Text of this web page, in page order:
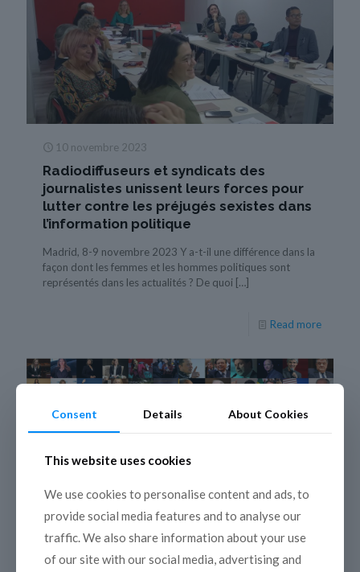
10 novembre 2023
Radiodiffuseurs et syndicats des
journalistes unissent leurs forces pour
lutter contre les préjugés sexistes dans
l’information politique
Madrid, 8-9 novembre 2023 Y a-t-il une différence dans la
façon dont les femmes et les hommes politiques sont
représentés dans les actualités ? De quoi […]
Read more
Nouvelles avancées du projet «
Réécrire l’histoire : genre, médias et
politique »
Ce projet co-financé par l’UE rassemble un consortium
Consent Details About Cookies
This website uses cookies
We use cookies to personalise content and ads, to
provide social media features and to analyse our
traffic. We also share information about your use
of our site with our social media, advertising and